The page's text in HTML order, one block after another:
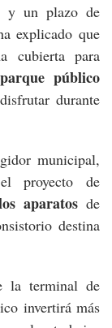
y un plazo de
explicado que
cubierta para
público
durante
municipal,
proyecto de
aparatos de
destina
la terminal de
invertirá más